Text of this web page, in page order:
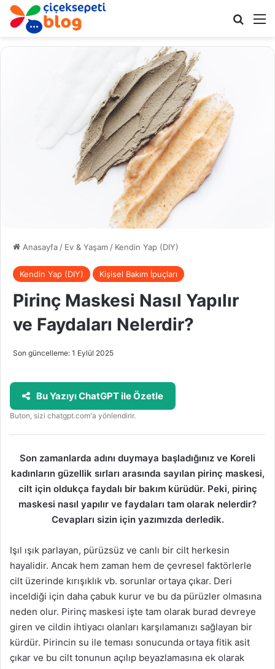
Anasayfa/ Ev & Yaşam/ Kendin Yap (DIY)
Kendin Yap (DIY) Kişisel Bakım İpuçları
Pirinç Maskesi Nasıl Yapılır
ve Faydaları Nelerdir?
Son güncelleme: 1 Eylül 2025
Bu Yazıyı ChatGPT ile Özetle
Buton, sizi chatgpt.com'a yönlendirir.
Son zamanlarda adını duymaya başladığınız ve Koreli
kadınların güzellik sırları arasında sayılan pirinç maskesi,
cilt için oldukça faydalı bir bakım kürüdür. Peki, pirinç
maskesi nasıl yapılır ve faydaları tam olarak nelerdir?
Cevapları sizin için yazımızda derledik.
Işıl ışık parlayan, pürüzsüz ve canlı bir cilt herkesin
hayalidir. Ancak hem zaman hem de çevresel faktörlerle
cilt üzerinde kırışıklık vb. sorunlar ortaya çıkar. Deri
inceldiği için daha çabuk kurur ve bu da pürüzler olmasına
neden olur. Pirinç maskesi işte tam olarak burad devreye
giren ve cildin ihtiyacı olanları karşılamanızı sağlayan bir
kürdür. Pirincin su ile teması sonucunda ortaya fitik asit
çıkar ve bu cilt tonunun açılıp beyazlamasına ek olarak